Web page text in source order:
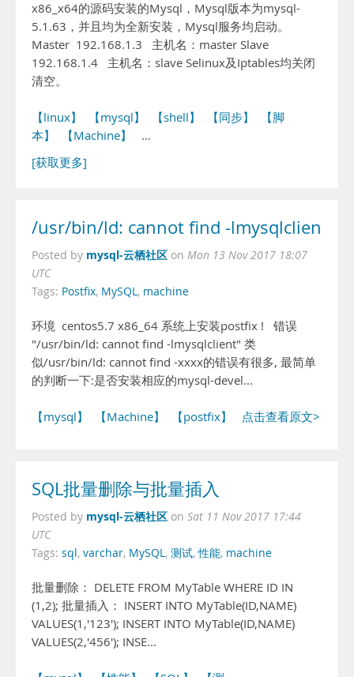
x86_x64的源码安装的Mysql，Mysql版本为mysql-
5.1.63，并且均为全新安装，Mysql服务均启动。
Master 192.168.1.3 主机名：master Slave
192.168.1.4 主机名：slave Selinux及Iptables均关闭
清空。
【linux】 【mysql】 【shell】 【同步】
【脚
本】
【Machine】
…
[获取更多]
/usr/bin/ld: cannot find -lmysqlclien
Posted by mysql-云栖社区 on Mon 13 Nov 2017 18:07
UTC
Tags: Postfix, MySQL, machine
环境 centos5.7 x86_64 系统上安装postfix ! 错误
"/usr/bin/ld: cannot find -lmysqlclient" 类
似/usr/bin/ld: cannot find -xxxx的错误有很多, 最简单
的判断一下:是否安装相应的mysql-devel...
【mysql】 【Machine】 【postfix】 点击查看原文>
SQL批量删除与批量插入
Posted by mysql-云栖社区 on Sat 11 Nov 2017 17:44
UTC
Tags: sql, varchar, MySQL, 测试,性能, machine
批量删除 ： DELETE FROM MyTable WHERE ID IN
(1,2); 批量插入： INSERT INTO MyTable(ID,NAME)
VALUES(1,'123'); INSERT INTO MyTable(ID,NAME)
VALUES(2,'456'); INSE...